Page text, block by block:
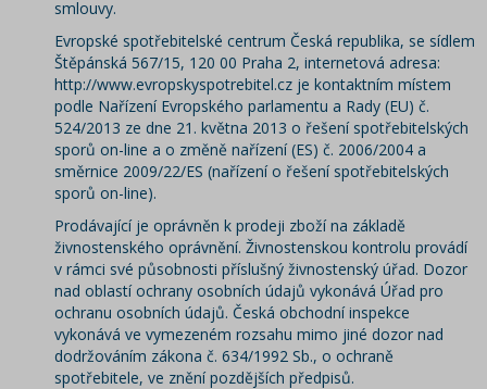
smlouvy.
Evropské spotřebitelské centrum Česká republika, se sídlem
Štěpánská 567/15, 120 00 Praha 2, internetová adresa:
http://www.evropskyspotrebitel.cz je kontaktním místem
podle Nařízení Evropského parlamentu a Rady (EU) č.
524/2013 ze dne 21. května 2013 o řešení spotřebitelských
sporů on-line a o změně nařízení (ES) č. 2006/2004 a
směrnice 2009/22/ES (nařízení o řešení spotřebitelských
sporů on-line).
Prodávající je oprávněn k prodeji zboží na základě
živnostenského oprávnění. Živnostenskou kontrolu provádí
v rámci své působnosti příslušný živnostenský úřad. Dozor
nad oblastí ochrany osobních údajů vykonává Úřad pro
ochranu osobních údajů. Česká obchodní inspekce
vykonává ve vymezeném rozsahu mimo jiné dozor nad
dodržováním zákona č. 634/1992 Sb., o ochraně
spotřebitele, ve znění pozdějších předpisů.